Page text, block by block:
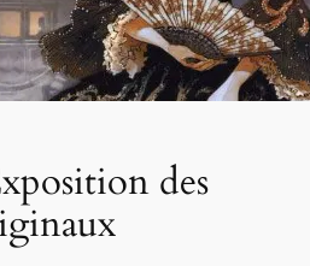
des